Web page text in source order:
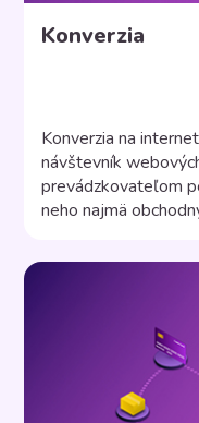
Konverzia
Konverzia na
návštevník
prevádzkovateľom
neho najmä
pravdepodobnosť,
zákazník, sa
konverzií Podľa
stránok dosiahnuť, a